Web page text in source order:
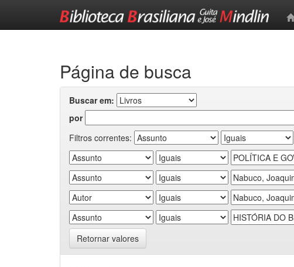
Página de busca
Buscar em:
por
Filtros correntes:
Retornar valores